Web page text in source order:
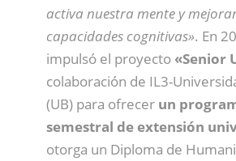
activa nuestra mente y
capacidades cognitivas». En
impulsó el proyecto «Senior
colaboración de IL3-
(UB) para ofrecer un
semestral de extensión
otorga un Diploma de